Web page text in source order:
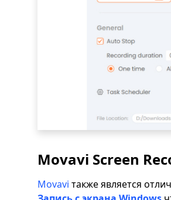
Movavi Screen
Movavi также является